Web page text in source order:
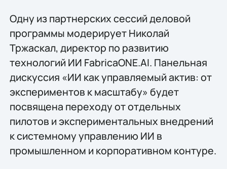
Одну из партнерских сессий деловой
программы модерирует Николай
Тржаскал, директор по развитию
технологий ИИ FabricaONE.AI. Панельная
дискуссия «ИИ как управляемый актив: от
экспериментов к масштабу» будет
посвящена переходу от отдельных
пилотов и экспериментальных внедрений
к системному управлению ИИ в
промышленном и корпоративном контуре.